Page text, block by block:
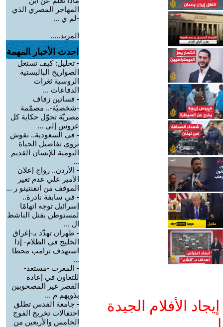
الأفلام الجيدة
المهاجر المصري الذي
-لم ي ...
المزيد.....
احدث الأخبار المهمة
- تحليل: كيف تستغل
الصواريخ الباليستية
الروسية ثغرات
الدفاعات ...
- فساتين زفاف
-شخصيّة-.. مصمّمة
مصريّة تحوّل حكاية كل
عروس إلى ...
- في السعودية.. نقوش
تروي تفاصيل الحياة
اليومية للإنسان القديم
...
- الأردن.. رواج إعلان
الأمير علي عدم تغير
الموقف من انفنتينو ر ...
- في سابقة نادرة..
إسرائيل توجه اتهامًا
لمستوطن بقتل الناشط
ال ...
- طهران تهدّد بـ-إغراق
الخليج في الظلام- إذا
استهدف ترامب محطا
...
- المغرب -مستعد-
للتعاون في إعادة
القصر غير المصحوبين
بذويهم م ...
- جامعة القدس تطلق
احتفالات تخريج الفوج
الخامس والأربعين من